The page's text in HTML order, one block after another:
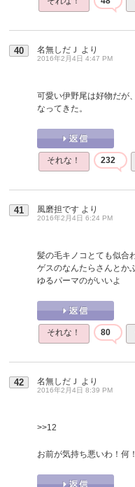
40 名無しだＪ より
2016年2月4日 4:47 PM
可愛い伊野尾は好物だが
なってきた。
それな！ 232
41 風磨担です より
2016年2月4日 6:24 PM
髪の毛キノコとても似合
ゲスのなんたらさんとか
ゆるパーマのがいいよ
それな！ 80
42 名無しだＪ より
2016年2月4日 8:39 PM
>>12
お前が気持ち悪いわ！何